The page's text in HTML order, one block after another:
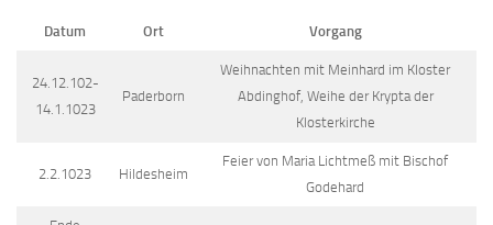
Datum Ort Vorgang
24.12.102-
14.1.1023
Paderborn
Weihnachten mit Meinhard im Kloster
Abdinghof, Weihe der Krypta der
Klosterkirche
2.2.1023 Hildesheim
Feier von Maria Lichtmeß mit Bischof
Godehard